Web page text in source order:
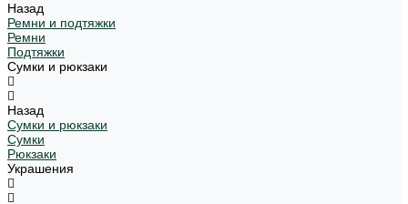
Назад
Ремни и подтяжки
Ремни
Подтяжки
Сумки и рюкзаки
Назад
Сумки и рюкзаки
Сумки
Рюкзаки
Украшения